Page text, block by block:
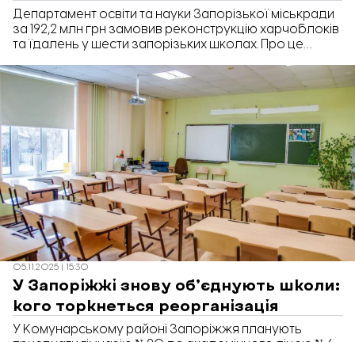
Департамент освіти та науки Запорізької міськради
за 192,2 млн грн замовив реконструкцію харчоблоків
та їдалень у шести запорізьких школах. Про це
на Prozorro.
05.11.2025 | 15:30
У Запоріжжі знову об’єднують школи:
кого торкнеться реорганізація
У Комунарському районі Запоріжжя планують